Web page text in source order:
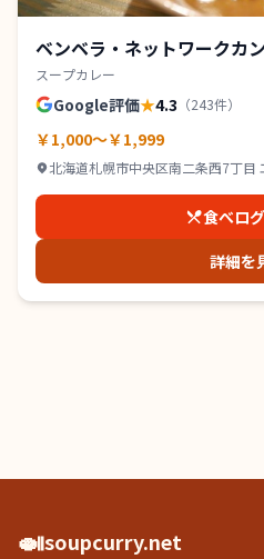
ベンベラ・ネットワークカ
スープカレー
Google評価★4.3 （243件）
￥1,000～￥1,999
北海道札幌市中央区南二条西7丁目
食べロ
詳細を
🍛soupcurry.net